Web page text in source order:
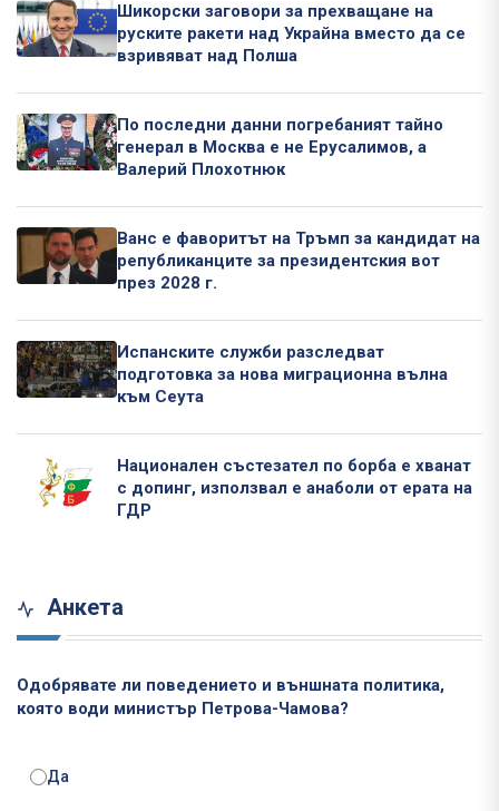
Шикорски заговори за прехващане на
руските ракети над Украйна вместо да се
взривяват над Полша
По последни данни погребаният тайно
генерал в Москва е не Ерусалимов, а
Валерий Плохотнюк
Ванс е фаворитът на Тръмп за кандидат на
републиканците за президентския вот
през 2028 г.
Испанските служби разследват
подготовка за нова миграционна вълна
към Сеута
Национален състезател по борба е хванат
с допинг, използвал е анаболи от ерата на
ГДР
Анкета
Одобрявате ли поведението и външната политика,
която води министър Петрова-Чамова?
Да